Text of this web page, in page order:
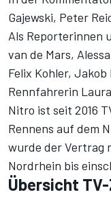
Gajewski, Peter
Als Reporterinnen
van de Mars,
Felix Kohler,
Rennfahrerin
Nitro ist seit 2016
Rennens auf dem
wurde der Vertrag
Nordrhein bis
Übersicht